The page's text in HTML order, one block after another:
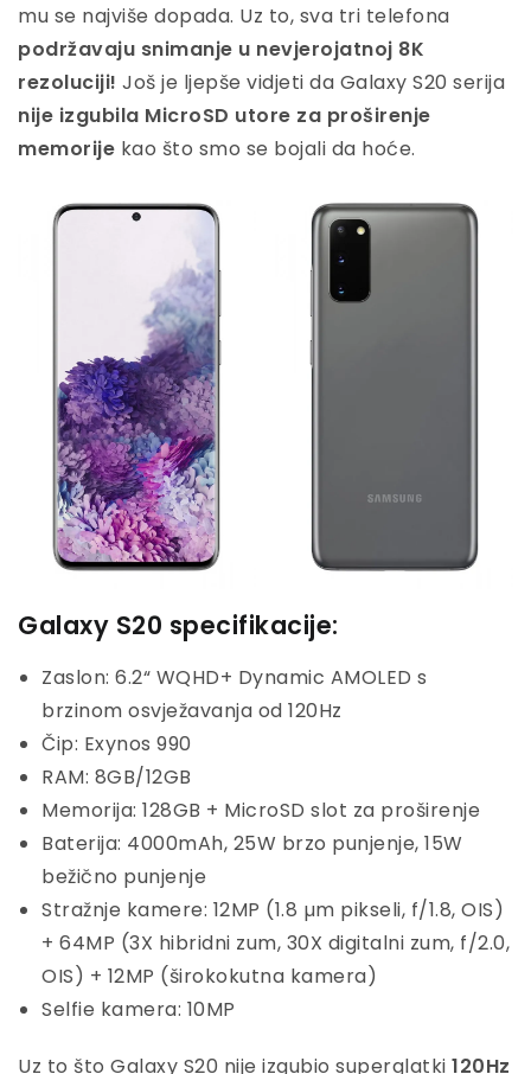
mu se najviše dopada. Uz to, sva tri telefona
podržavaju snimanje u nevjerojatnoj 8K
rezoluciji! Još je ljepše vidjeti da Galaxy S20 serija
nije izgubila MicroSD utore za proširenje
memorije kao što smo se bojali da hoće.
Galaxy S20 specifikacije:
Zaslon: 6.2“ WQHD+ Dynamic AMOLED s
brzinom osvježavanja od 120Hz
Čip: Exynos 990
RAM: 8GB/12GB
Memorija: 128GB + MicroSD slot za proširenje
Baterija: 4000mAh, 25W brzo punjenje, 15W
bežično punjenje
Stražnje kamere: 12MP (1.8 µm pikseli, f/1.8, OIS)
+ 64MP (3X hibridni zum, 30X digitalni zum, f/2.0,
OIS) + 12MP (širokokutna kamera)
Selfie kamera: 10MP
Uz to što Galaxy S20 nije izgubio superglatki 120Hz